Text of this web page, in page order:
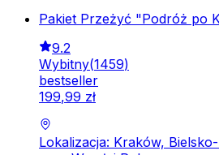
Pakiet Przeżyć "Podróż po
9.2
Wybitny(1459)
bestseller
199,99 zł
Lokalizacja: Kraków,